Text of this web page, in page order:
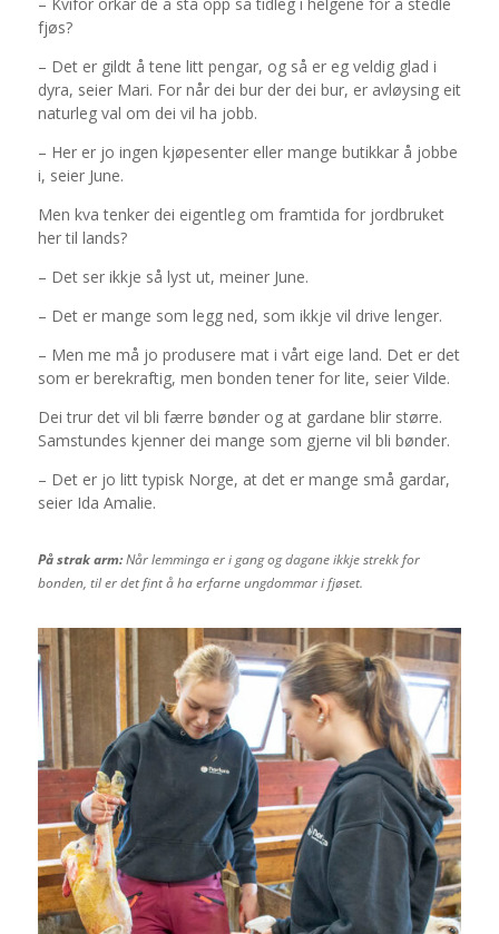
fjøs?
– Det er gildt å tene litt pengar, og så er eg veldig glad i
dyra, seier Mari. For når dei bur der dei bur, er avløysing eit
naturleg val om dei vil ha jobb.
– Her er jo ingen kjøpesenter eller mange butikkar å jobbe
i, seier June.
Men kva tenker dei eigentleg om framtida for jordbruket
her til lands?
– Det ser ikkje så lyst ut, meiner June.
– Det er mange som legg ned, som ikkje vil drive lenger.
– Men me må jo produsere mat i vårt eige land. Det er det
som er berekraftig, men bonden tener for lite, seier Vilde.
Dei trur det vil bli færre bønder og at gardane blir større.
Samstundes kjenner dei mange som gjerne vil bli bønder.
– Det er jo litt typisk Norge, at det er mange små gardar,
seier Ida Amalie.
På strak arm:Når lemminga er i gang og dagane ikkje strekk for
bonden, til er det fint å ha erfarne ungdommar i fjøset.